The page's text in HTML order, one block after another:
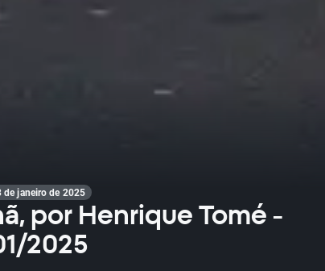
de janeiro de 2025
por Henrique Tomé -
2025